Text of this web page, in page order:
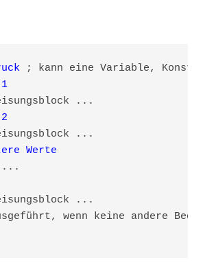
; kann eine Variable,
...
...
Werte
...